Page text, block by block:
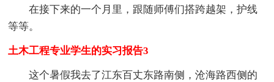
在接下来的一个月里，跟随师傅们搭跨越架，护线
等等。
土木工程专业学生的实习报告3
这个暑假我去了江东百丈东路南侧，沧海路西侧的